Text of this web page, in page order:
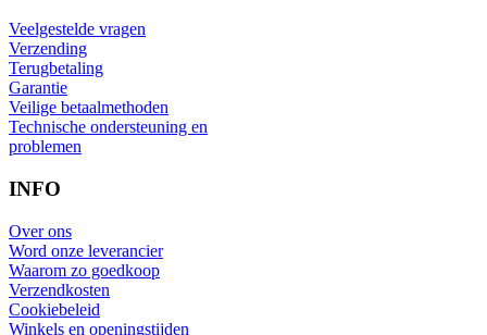
Veelgestelde vragen
Verzending
Terugbetaling
Garantie
Veilige betaalmethoden
Technische ondersteuning en
problemen
INFO
Over ons
Word onze leverancier
Waarom zo goedkoop
Verzendkosten
Cookiebeleid
Winkels en openingstijden